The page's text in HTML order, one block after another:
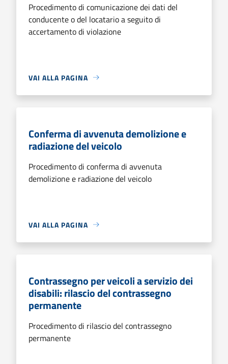
Procedimento di comunicazione dei dati del
conducente o del locatario a seguito di
accertamento di violazione
VAI ALLA PAGINA
Conferma di avvenuta demolizione e
radiazione del veicolo
Procedimento di conferma di avvenuta
demolizione e radiazione del veicolo
VAI ALLA PAGINA
Contrassegno per veicoli a servizio dei
disabili: rilascio del contrassegno
permanente
Procedimento di rilascio del contrassegno
permanente